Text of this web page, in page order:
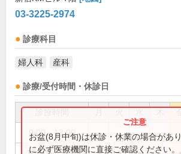
03-3225-2974
診療科目
婦人科 産科
診療/受付時間・休診日
9:00～13:00
お盆(8月中旬)は休診・休業の場合があ
に必ず医療機関に直接ご確認ください。